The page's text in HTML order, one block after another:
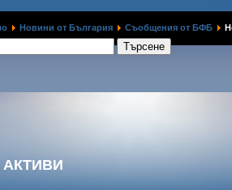
Новини от България Съобщения от БФБ